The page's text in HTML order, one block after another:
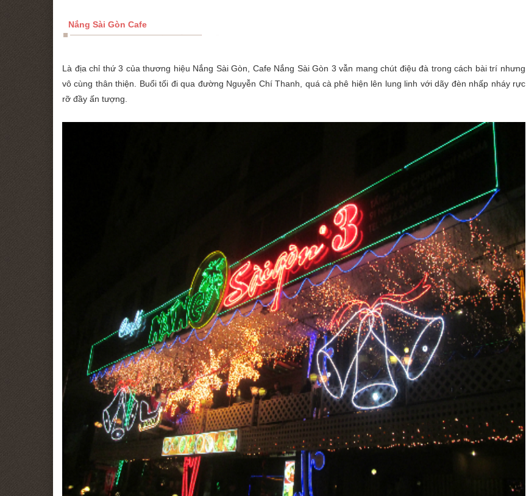
Nắng Sài Gòn Cafe
Là địa chỉ thứ 3 của thương hiệu Nắng Sài Gòn, Cafe Nắng Sài Gòn 3 vẫn mang chút điệu đà trong cách bài trí nhưng
vô cùng thân thiện. Buổi tối đi qua đường Nguyễn Chí Thanh, quá cà phê hiện lên lung linh với dãy đèn nhấp nháy rực
rỡ đầy ấn tượng.